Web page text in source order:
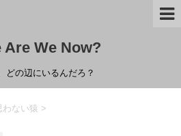
Are We Now?
どの辺にいるんだろ？
ない猿 >